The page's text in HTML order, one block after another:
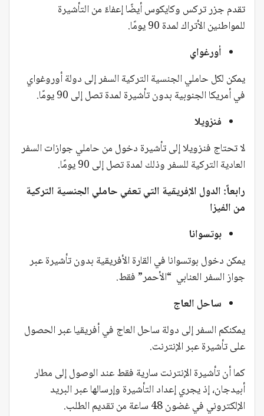
تقدم جزر تركس وكايكوس أيضًا إعفاءً من التأشيرة
للمواطنين الأتراك لمدة 90 يومًا.
أورغواي
يمكن لكل حاملي الجنسية التركية السفر إلى دولة أوروغواي
في أمريكا الجنوبية بدون تأشيرة لمدة تصل إلى 90 يومًا.
فنزويلا
لا تحتاج فنزويلا إلى تأشيرة دخول من حاملي جوازات السفر
العادية التركية للسفر وذلك لمدة تصل إلى 90 يومًا.
رابعاً: الدول الإفريقية التي تعفي حاملي الجنسية التركية
من الفيزا
بوتسوانا
يمكن دخول بوتسوانا في القارة الأفريقية بدون تأشيرة عبر
جواز السفر العنابي “الأحمر” فقط.
ساحل العاج
يمكنكم السفر إلى دولة ساحل العاج في أفريقيا عبر الحصول
على تأشيرة عبر الإنترنت.
كما أن تأشيرة الإنترنت سارية فقط عند الوصول إلى مطار
أبيدجان، إذ يجري إعداد التأشيرة وإرسالها عبر البريد
الإلكتروني في غضون 48 ساعة من تقديم الطلب.